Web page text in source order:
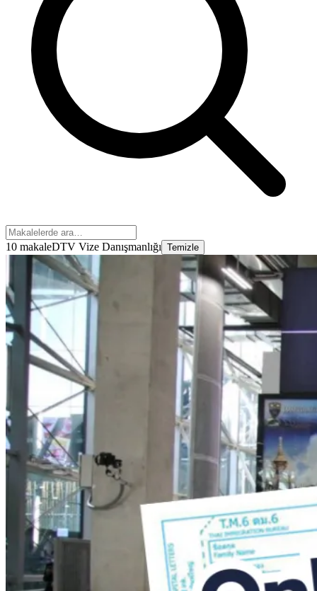
10 makaleDTV Vize Danışmanlığı Temizle